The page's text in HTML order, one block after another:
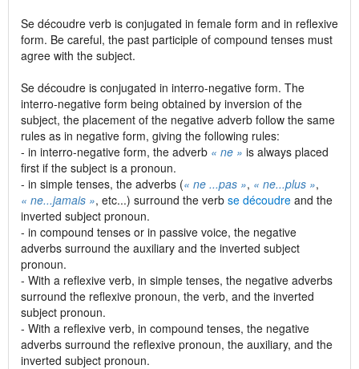
Se découdre verb is conjugated in female form and in reflexive
form. Be careful, the past participle of compound tenses must
agree with the subject.
Se découdre is conjugated in interro-negative form. The
interro-negative form being obtained by inversion of the
subject, the placement of the negative adverb follow the same
rules as in negative form, giving the following rules:
- in interro-negative form, the adverb « ne » is always placed
first if the subject is a pronoun.
- in simple tenses, the adverbs (« ne ...pas », « ne...plus »,
« ne...jamais », etc...) surround the verb se découdre and the
inverted subject pronoun.
- in compound tenses or in passive voice, the negative
adverbs surround the auxiliary and the inverted subject
pronoun.
- With a reflexive verb, in simple tenses, the negative adverbs
surround the reflexive pronoun, the verb, and the inverted
subject pronoun.
- With a reflexive verb, in compound tenses, the negative
adverbs surround the reflexive pronoun, the auxiliary, and the
inverted subject pronoun.